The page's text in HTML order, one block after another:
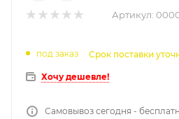
Артикул:
под заказ Срок поставки
Хочу дешевле!
Самовывоз сегодня -